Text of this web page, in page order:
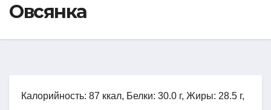
Овсянка
Калорийность: 87 ккал, Белки: 30.0 г, Жиры: 28.5 г,